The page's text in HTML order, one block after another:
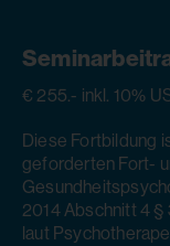
€ 255.- inkl. 10%
Diese Fortbildung
geforderten Fort-
2014 Abschnitt 4 §
laut